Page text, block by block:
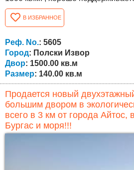
постройками и зондом . Здание было построено около 25
лет назад, имеются бетонные
недавно построена крыша, новые
дровяная печь и радиаторы и
модернизации и косметическом...
В ИЗБРАННОЕ
Реф. No.: 5605
Город: Полски Извор
Двор: 1500.00 кв.м
Размер: 140.00 кв.м
Продается новый
большим двором в
всего в 3 км от города Айтос,
Бургас и моря!!!